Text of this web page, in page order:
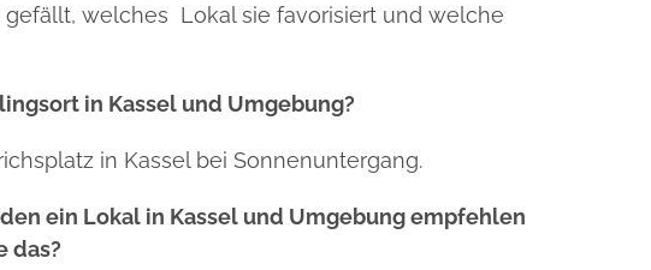
gefällt, welches Lokal sie favorisiert und welche
in Kassel und Umgebung?
in Kassel bei Sonnenuntergang.
ein Lokal in Kassel und Umgebung empfehlen
das?